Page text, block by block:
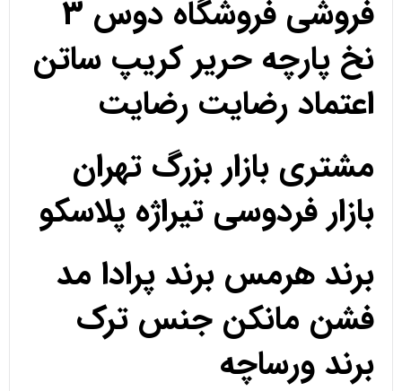
فروشی فروشگاه دوس 3
نخ پارچه حریر کریپ ساتن
اعتماد رضایت رضایت
مشتری بازار بزرگ تهران
بازار فردوسی تیراژه پلاسکو
برند هرمس برند پرادا مد
فشن مانکن جنس ترک
برند ورساچه